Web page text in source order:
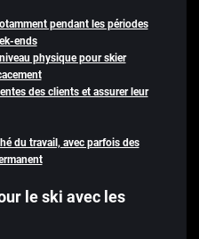
pendant les périodes
ends
physique pour skier
des clients et assurer leur
du travail, avec parfois des
le ski avec les